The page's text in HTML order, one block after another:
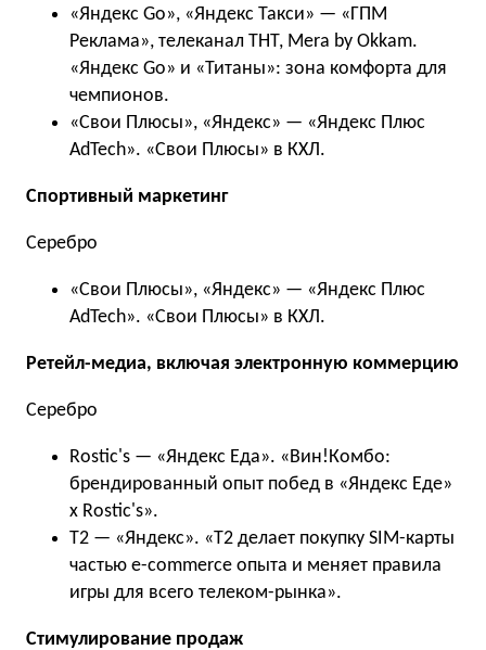
«Яндекс Go», «Яндекс Такси» — «ГПМ
Реклама», телеканал ТНТ, Mera by Okkam.
«Яндекс Go» и «Титаны»: зона комфорта для
чемпионов.
«Свои Плюсы», «Яндекс» — «Яндекс Плюс
AdTech». «Свои Плюсы» в КХЛ.
Спортивный маркетинг
Серебро
«Свои Плюсы», «Яндекс» — «Яндекс Плюс
AdTech». «Свои Плюсы» в КХЛ.
Ретейл-медиа, включая электронную коммерцию
Серебро
Rostic's — «Яндекс Еда». «Вин!Комбо:
брендированный опыт побед в «Яндекс Еде»
x Rostic's».
T2 — «Яндекс». «T2 делает покупку SIM-карты
частью e-commerce опыта и меняет правила
игры для всего телеком-рынка».
Стимулирование продаж